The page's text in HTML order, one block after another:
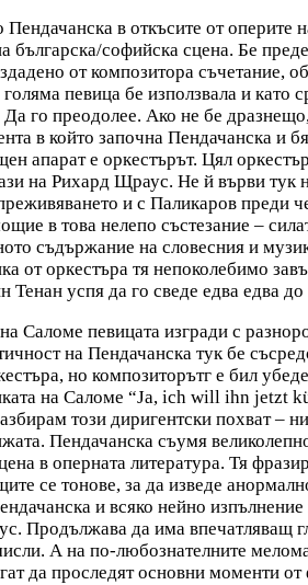
в откъсите от
българска/софийска сцена. Бе
от композитора съчетание,
голяма певица бе използвала и
Да го преодолее. Ако не бе
в който започна Пендачанска
апарат е оркестърът. Цял
на Рихард Щраус. Не й върви тук
и с Паликаров преди
в това нелепо състезание –
съдържание на словесния и
от оркестъра тя непоколебимо
Тенан успя да го сведе едва едва
Саломе певицата изгради с
на Пендачанска тук бе
но композиторътг е бил
на Саломе “Ja, ich will ihn jetzt
този диригентски похват –
Пендачанска съумя
в оперната литература. Тя
се тонове, за да изведе
и всяко нейно
Продължава да има впечатляващ
А на по-любознателните
да проследят основни моменти